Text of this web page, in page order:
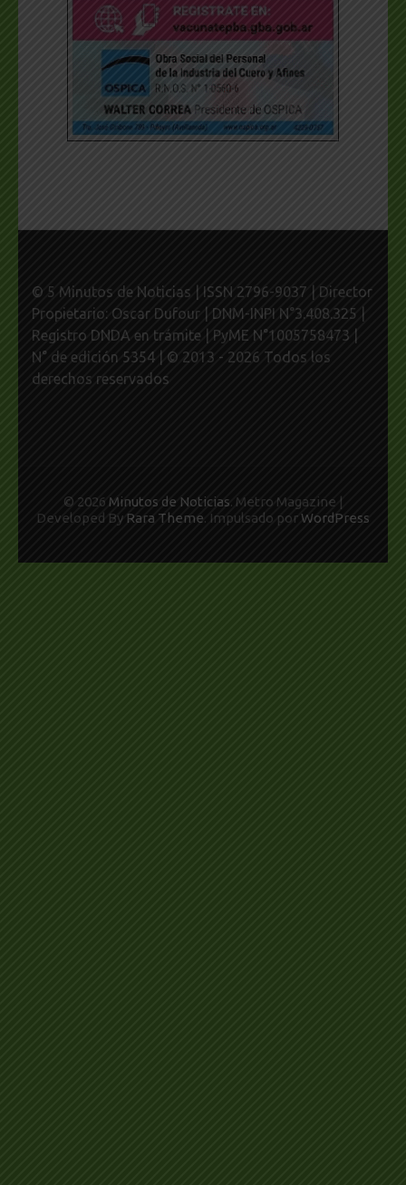
© 5 Minutos de Noticias | ISSN 2796-9037 | Director
Propietario: Oscar Dufour | DNM-INPI N°3.408.325 |
Registro DNDA en trámite | PyME N°1005758473 |
N° de edición 5354 | © 2013 - 2026 Todos los
derechos reservados
© 2026 Minutos de Noticias. Metro Magazine |
Developed By Rara Theme. Impulsado por WordPress